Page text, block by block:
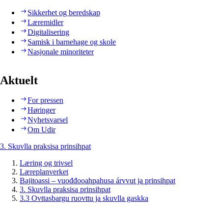
Sikkerhet og beredskap
Læremidler
Digitalisering
Samisk i barnehage og skole
Nasjonale minoriteter
Aktuelt
For pressen
Høringer
Nyhetsvarsel
Om Udir
3. Skuvlla praksisa prinsihpat
Læring og trivsel
Læreplanverket
Bajitoassi – vuođđooahpahusa árvvut ja prinsihpat
3. Skuvlla praksisa prinsihpat
3.3 Ovttasbargu ruovttu ja skuvlla gaskka